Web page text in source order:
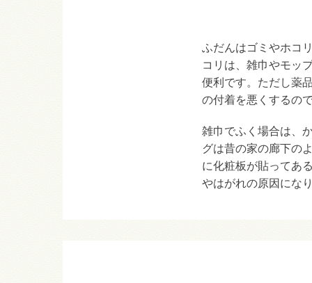
ふだんはゴミやホコ
コリは、雑巾やモッ
便利です。ただし薬
の付着を悪くするの
雑巾でふく場合は、
グは昔の家の廊下の
に化粧板が貼ってあ
やはがれの原因にな